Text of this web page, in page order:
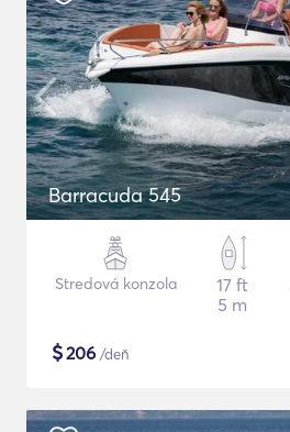
Barracuda 545
Stredová konzola
17 ft
5 m
$206 /deň